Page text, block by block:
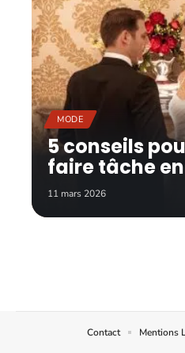
MODE
5 conseils
faire tâche
11 mars 2026
Contact Mentions